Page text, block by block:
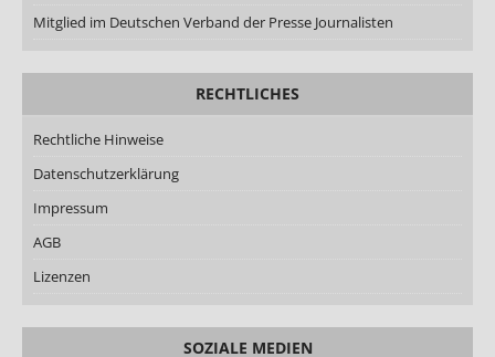
Mitglied im Deutschen Verband der Presse Journalisten
RECHTLICHES
Rechtliche Hinweise
Datenschutzerklärung
Impressum
AGB
Lizenzen
SOZIALE MEDIEN